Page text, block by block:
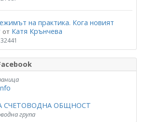
на практика. Кога новият
от Катя Крънчева
32441
СЧЕТОВОДНА ОБЩНОСТ
група